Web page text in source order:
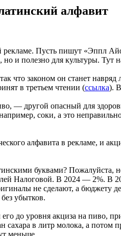
алфавит
Пусть пишут «Эппл
и полезно для культуры. Тут
что законом он станет
в третьем чтении (ссылка).
— другой опасный для
соки, а это
алфавита в рекламе, и
буквами?
Налоговой. В 2024 — 2%. В
не сделают, а
убытков.
до уровня акциза на пиво,
сахара в литр молока, а
меньше.